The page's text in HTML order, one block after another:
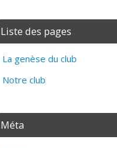
Liste des pages
La genèse du club
Notre club
Méta